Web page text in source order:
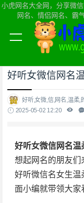
小虎网名大全网，分享微
网名、情侣网名、霸
当前位置：小虎网名大
好听女微信网名
好听,女微,信,网名,温柔,
2025-05-02 12:20
好听女微信网名
想起网名的朋友们
好听微信名女生温
面小编就带领大家